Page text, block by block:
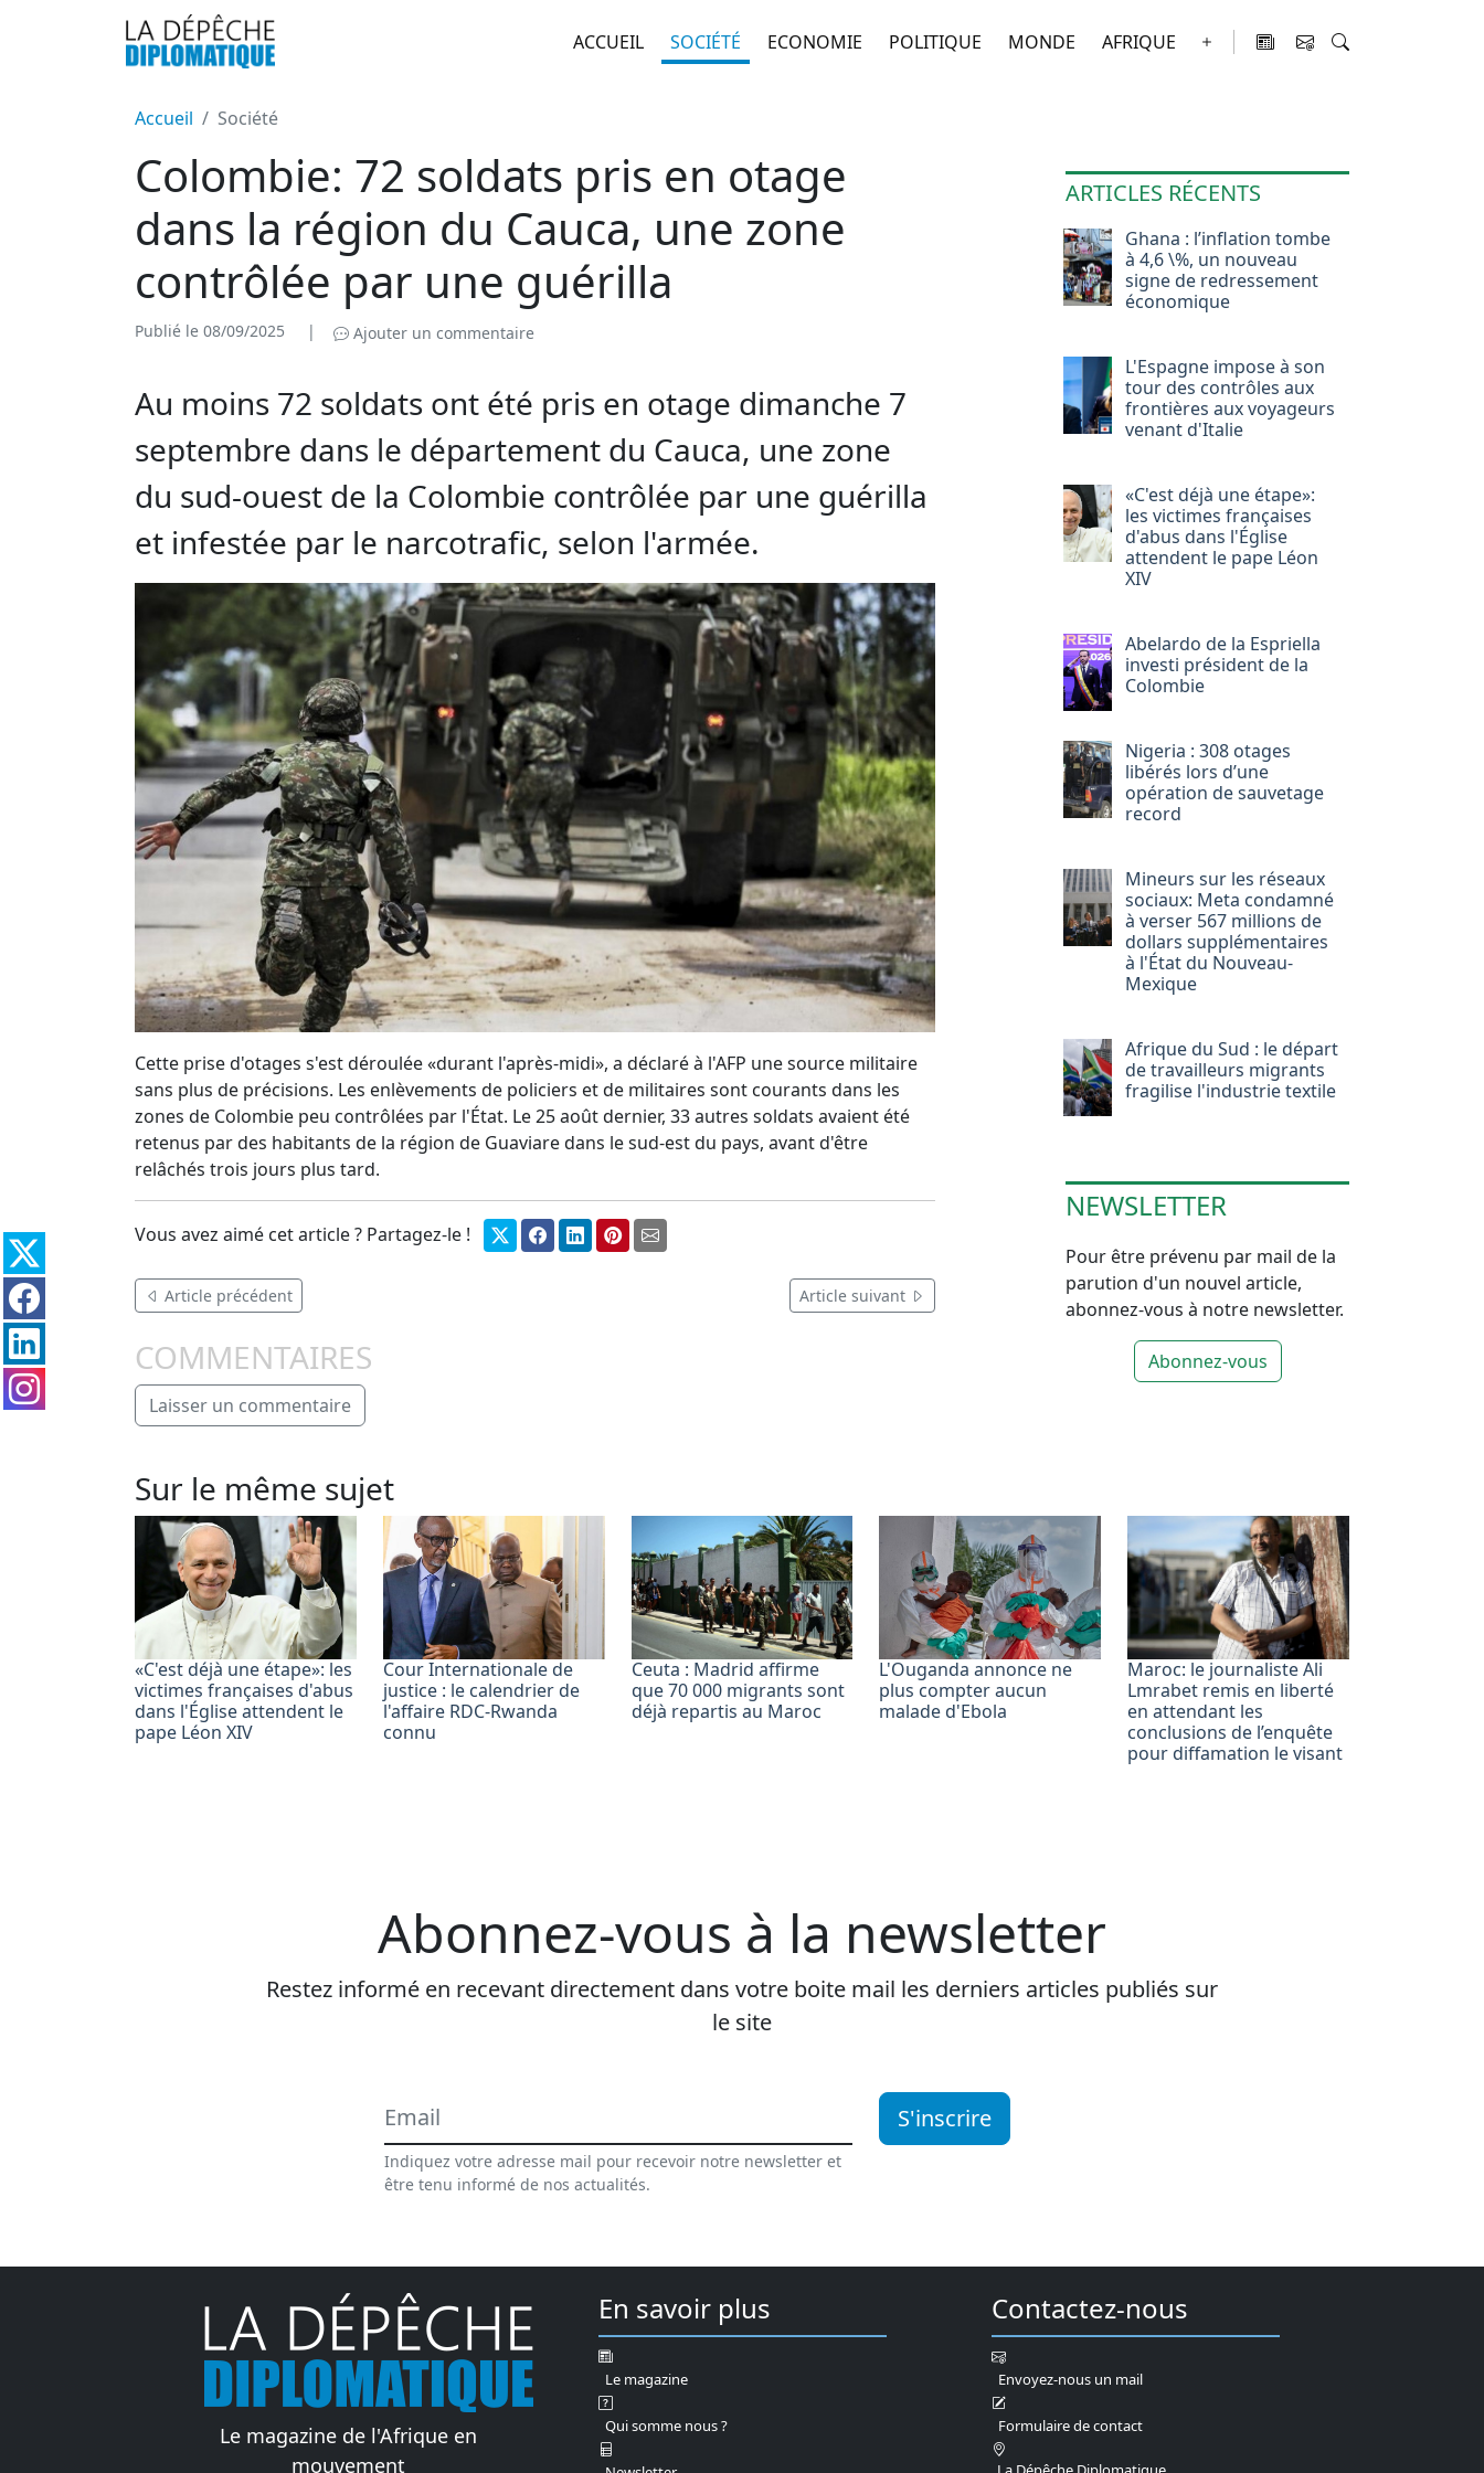
ACCUEIL SOCIÉTÉ ECONOMIE POLITIQUE MONDE AFRIQUE
Accueil Société
Colombie: 72 soldats pris en otage
dans la région du Cauca, une zone
contrôlée par une guérilla
Publié le 08/09/2025 | Ajouter un commentaire
Au moins 72 soldats ont été pris en otage dimanche 7
septembre dans le département du Cauca, une zone
du sud-ouest de la Colombie contrôlée par une guérilla
et infestée par le narcotrafic, selon l'armée.
Cette prise d'otages s'est déroulée «durant l'après-midi», a déclaré à l'AFP une source militaire
sans plus de précisions. Les enlèvements de policiers et de militaires sont courants dans les
zones de Colombie peu contrôlées par l'État. Le 25 août dernier, 33 autres soldats avaient été
retenus par des habitants de la région de Guaviare dans le sud-est du pays, avant d'être
relâchés trois jours plus tard.
Vous avez aimé cet article ? Partagez-le !
Article précédent Article suivant
COMMENTAIRES
Laisser un commentaire
ARTICLES RÉCENTS
Ghana : l’inflation tombe
à 4,6 \%, un nouveau
signe de redressement
économique
L'Espagne impose à son
tour des contrôles aux
frontières aux voyageurs
venant d'Italie
«C'est déjà une étape»:
les victimes françaises
d'abus dans l'Église
attendent le pape Léon
XIV
Abelardo de la Espriella
investi président de la
Colombie
Nigeria : 308 otages
libérés lors d’une
opération de sauvetage
record
Mineurs sur les réseaux
sociaux: Meta condamné
à verser 567 millions de
dollars supplémentaires
à l'État du Nouveau-
Mexique
Afrique du Sud : le départ
de travailleurs migrants
fragilise l'industrie textile
NEWSLETTER
Pour être prévenu par mail de la
parution d'un nouvel article,
abonnez-vous à notre newsletter.
Abonnez-vous
Sur le même sujet
«C'est déjà une étape»: les
victimes françaises d'abus
dans l'Église attendent le
pape Léon XIV
Cour Internationale de
justice : le calendrier de
l'affaire RDC-Rwanda
connu
Ceuta : Madrid affirme
que 70 000 migrants sont
déjà repartis au Maroc
L'Ouganda annonce ne
plus compter aucun
malade d'Ebola
Maroc: le journaliste Ali
Lmrabet remis en liberté
en attendant les
conclusions de l’enquête
pour diffamation le visant
Abonnez-vous à la newsletter
Restez informé en recevant directement dans votre boite mail les derniers articles publiés sur
le site
Indiquez votre adresse mail pour recevoir notre newsletter et
être tenu informé de nos actualités.
S'inscrire
Le magazine de l'Afrique en
mouvement
En savoir plus
Le magazine
Qui somme nous ?
Contactez-nous
Envoyez-nous un mail
Formulaire de contact